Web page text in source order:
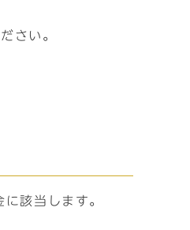
さい。
該当します。